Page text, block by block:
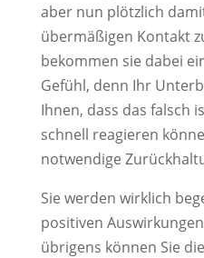
aber nun plötzlich
übermäßigen Kontakt
bekommen sie dabei
Gefühl, denn Ihr
Ihnen, dass das falsch
schnell reagieren
notwendige
Sie werden wirklich
positiven
übrigens können Sie